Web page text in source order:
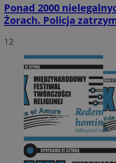
Ponad 2000
Żorach. Policja
12